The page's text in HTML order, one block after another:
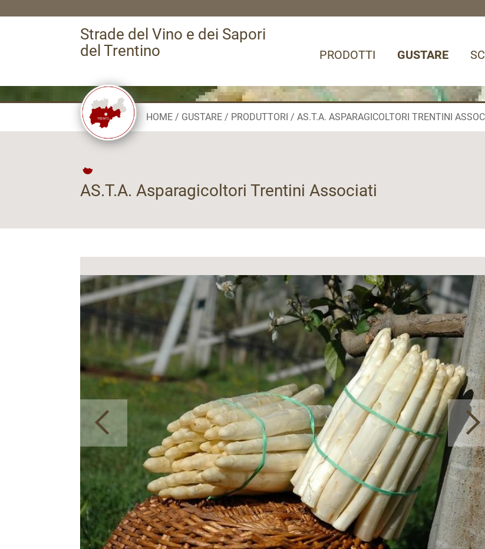
Strade del Vino e dei Sapori
del Trentino
PRODOTTI GUSTARE
HOME GUSTARE PRODUTTORI AS.T.A. ASPARAGICOLTORI TRENTINI
AS.T.A. Asparagicoltori Trentini Associati